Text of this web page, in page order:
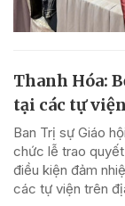
Thanh Hóa:
tại các tự viện
Ban Trị sự Giáo
chức lễ trao
điều kiện đảm
các tự viện trên